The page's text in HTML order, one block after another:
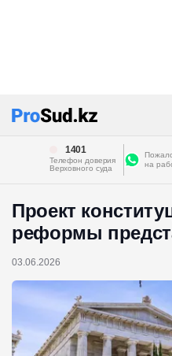
1401
Телефон доверия
Верховного суда
на
Проект
реформы
03.06.2026